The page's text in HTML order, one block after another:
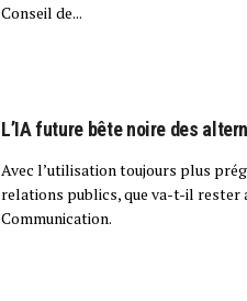
Conseil de...
L’IA future bête noire des
Avec l’utilisation toujours plus
relations publics, que va-t-il rester
Communication.